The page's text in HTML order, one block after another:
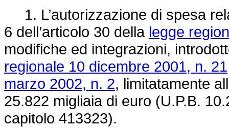
1. L’autorizzazione di spesa
6 dell’articolo 30 della legge
modifiche ed integrazioni,
regionale 10 dicembre 2001, n. 21
marzo 2002, n. 2, limitatamente
25.822 migliaia di euro (U.P.B.
capitolo 413323).